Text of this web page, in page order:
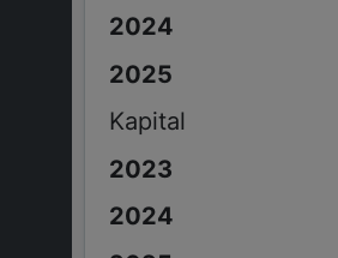
Kapital